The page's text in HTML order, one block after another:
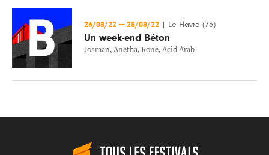
26/08/22 — 28/08/22 Le Havre (76)
Un week-end Béton
Josman, Anetha, Rone, Acid Arab